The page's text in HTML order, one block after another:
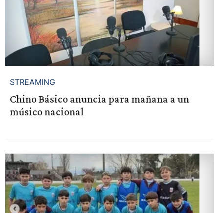
STREAMING
Chino Básico anuncia para mañana a un
músico nacional